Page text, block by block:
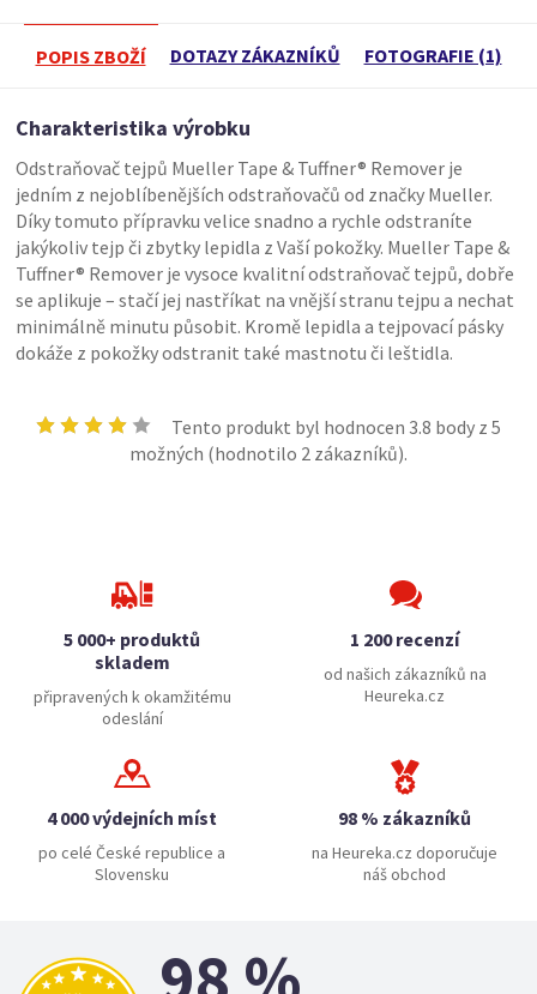
POPIS ZBOŽÍ DOTAZY ZÁKAZNÍKŮ FOTOGRAFIE (1)
Charakteristika výrobku
Odstraňovač tejpů Mueller Tape & Tuffner® Remover je
jedním z nejoblíbenějších odstraňovačů od značky Mueller.
Díky tomuto přípravku velice snadno a rychle odstraníte
jakýkoliv tejp či zbytky lepidla z Vaší pokožky. Mueller Tape &
Tuffner® Remover je vysoce kvalitní odstraňovač tejpů, dobře
se aplikuje – stačí jej nastříkat na vnější stranu tejpu a nechat
minimálně minutu působit. Kromě lepidla a tejpovací pásky
dokáže z pokožky odstranit také mastnotu či leštidla.
Tento produkt byl hodnocen 3.8 body z 5
možných (hodnotilo 2zákazníků).
5 000+ produktů
skladem
připravených k okamžitému
odeslání
1 200 recenzí
od našich zákazníků na
Heureka.cz
4 000 výdejních míst
po celé České republice a
Slovensku
98 % zákazníků
na Heureka.cz doporučuje
náš obchod